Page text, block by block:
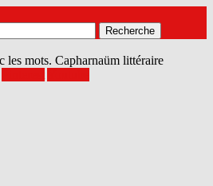
mots. Capharnaüm littéraire